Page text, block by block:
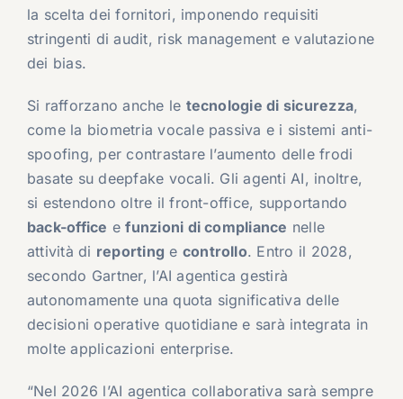
la scelta dei fornitori, imponendo requisiti
stringenti di audit, risk management e valutazione
dei bias.
Si rafforzano anche le tecnologie di sicurezza,
come la biometria vocale passiva e i sistemi anti-
spoofing, per contrastare l’aumento delle frodi
basate su deepfake vocali. Gli agenti AI, inoltre,
si estendono oltre il front-office, supportando
back-office efunzioni di compliance nelle
attività di reporting e controllo. Entro il 2028,
secondo Gartner, l’AI agentica gestirà
autonomamente una quota significativa delle
decisioni operative quotidiane e sarà integrata in
molte applicazioni enterprise.
“Nel 2026 l’AI agentica collaborativa sarà sempre